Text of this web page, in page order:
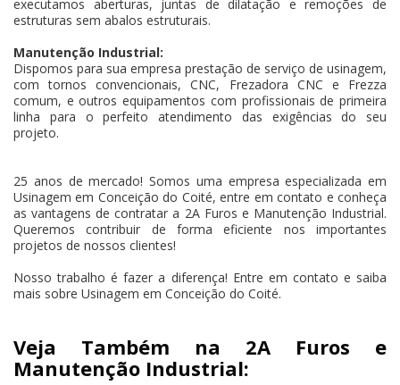
executamos aberturas, juntas de dilatação e remoções de
estruturas sem abalos estruturais.
Manutenção Industrial:
Dispomos para sua empresa prestação de serviço de usinagem,
com tornos convencionais, CNC, Frezadora CNC e Frezza
comum, e outros equipamentos com profissionais de primeira
linha para o perfeito atendimento das exigências do seu
projeto.
25 anos de mercado! Somos uma empresa especializada em
Usinagem em Conceição do Coité, entre em contato e conheça
as vantagens de contratar a 2A Furos e Manutenção Industrial.
Queremos contribuir de forma eficiente nos importantes
projetos de nossos clientes!
Nosso trabalho é fazer a diferença! Entre em contato e saiba
mais sobre Usinagem em Conceição do Coité.
Veja Também na 2A Furos e
Manutenção Industrial: